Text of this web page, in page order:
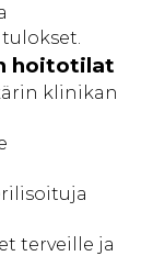
hoitotilat
klinikan
terveille ja